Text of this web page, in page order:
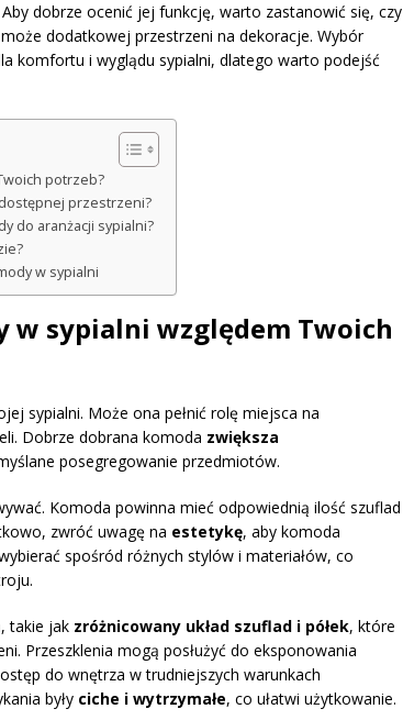
dobrze ocenić jej funkcję, warto zastanowić się, czy
dodatkowej przestrzeni na dekoracje. Wybór
komfortu i wyglądu sypialni, dlatego warto podejść
potrzeb?
przestrzeni?
do aranżacji sypialni?
w sypialni
w sypialni względem Twoich
sypialni. Może ona pełnić rolę miejsca na
Dobrze dobrana komoda zwiększa
posegregowanie przedmiotów.
Komoda powinna mieć odpowiednią ilość szuflad
zwróć uwagę na estetykę, aby komoda
spośród różnych stylów i materiałów, co
takie jak zróżnicowany układ szuflad i półek, które
Przeszklenia mogą posłużyć do eksponowania
do wnętrza w trudniejszych warunkach
były ciche i wytrzymałe, co ułatwi użytkowanie.